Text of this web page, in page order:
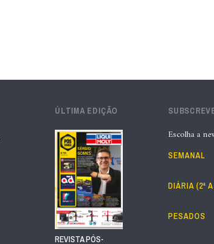
ÚLTIMA EDIÇÃO
REVISTA PÓS-
Escolha a
SEMANAL
DIÁRIA (2ª A
PESADOS